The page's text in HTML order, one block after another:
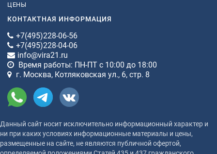
ЦЕНЫ
КОНТАКТНАЯ ИНФОРМАЦИЯ
+7(495)228-06-56
+7(495)228-04-06
info@vira21.ru
Время работы: ПН-ПТ с 10:00 до 18:00
г. Москва, Котляковская ул., 6, стр. 8
Данный сайт носит исключительно информационный характер и
ни при каких условиях информационные материалы и цены,
размещенные на сайте, не являются публичной офертой,